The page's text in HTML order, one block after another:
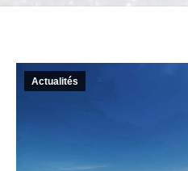
Actualités